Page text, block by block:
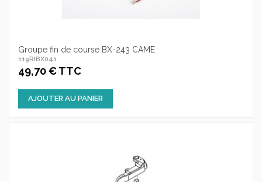
Groupe fin de course BX-243 CAME
119RIBX041
49,70 € TTC
AJOUTER AU PANIER